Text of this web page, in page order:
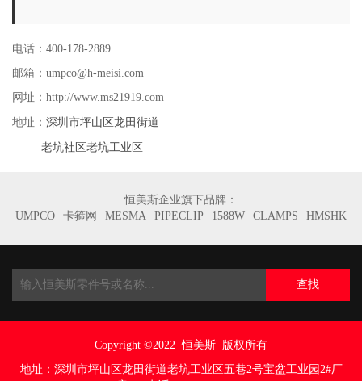
电话：400-178-2889
邮箱：umpco@h-meisi.com
网址：http://www.ms21919.com
地址： 深圳市坪山区龙田街道
老坑社区老坑工业区
恒美斯企业旗下品牌：
UMPCO
卡箍网 MESMA PIPECLIP 1588W CLAMPS HMSHK
查找
Copyright ©2022 恒美斯 版权所有
地址： 深圳市坪山区龙田街道老坑工业区五巷2号宝盆工业园2#厂